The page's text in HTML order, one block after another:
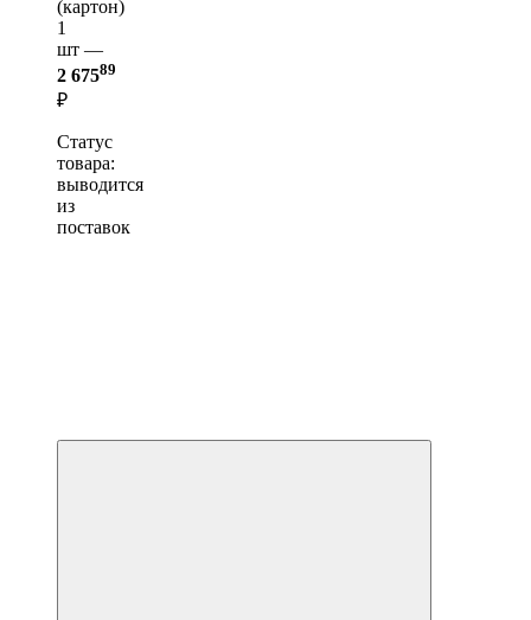
(картон)
1
шт —
2 67589
₽
Статус
товара:
выводится
из
поставок